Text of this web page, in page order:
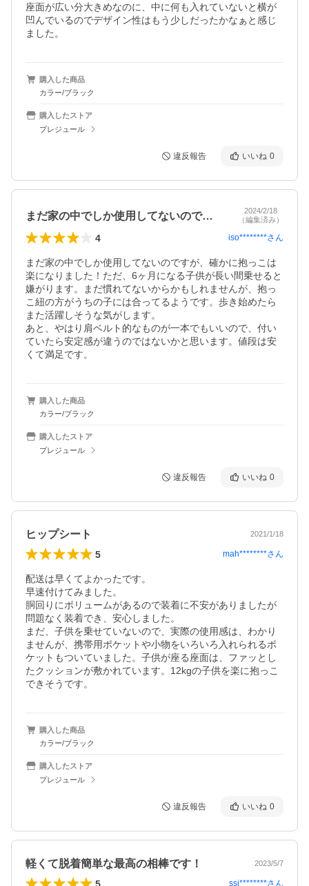
座面が広い分大きめなのに、中に何も入れていないと横が
凹んでいるのでデザイン性はもう少しだったかなぁと感じ
ました。
購入した商品
カラー/ブラック
購入したストア
プレジュール
違反報告 いいね 0
まだ家の中でしか使用してないのですが、…
2024/2/18
（編集済み）
4 iso********さん
まだ家の中でしか使用してないのですが、確かに抱っこは
楽になりました！ただ、6ヶ月になる子供が長い間乗せると
嫌がります。まだ慣れてないからかもしれませんが、抱っ
こ紐の方がうちの子には合ってるようです。歩き始めたら
また活躍しそうな気がします。
あと、やはり肩ベルト的なものが一本でもいいので、付い
ていたら安定感が違うのではないかと思います。値段は安
くて満足です。
購入した商品
カラー/ブラック
購入したストア
プレジュール
違反報告 いいね 0
ヒップシート 2021/1/18
5 mah********さん
配送は早くてよかったです。
早速付けてみました。
胴回りにボリュームがあるので装着に不安がありましたが
問題なく装着でき、安心しました。
まだ、子供を乗せていないので、実際の使用感は、わかり
ませんが、携帯用ポケットや小物をいろいろ入れられるポ
ケットもついていました。子供が座る座面は、ファッとし
たクッションが敷かれています。12kgの子供を楽に抱っこ
できそうです。
購入した商品
カラー/ブラック
購入したストア
プレジュール
違反報告 いいね 0
軽くて脱着簡単な最高の相棒です！ 2023/5/7
5 ssj********さん